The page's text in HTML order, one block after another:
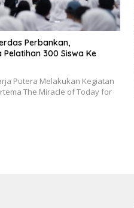
Perbankan,
300 Siswa Ke
Putera Melakukan Kegiatan
The Miracle of Today for